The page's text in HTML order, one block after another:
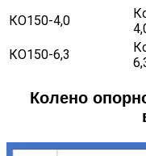
КО150-4,0
КО150-6,3
Колено